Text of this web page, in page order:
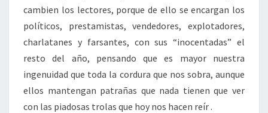
cambien los lectores, porque de ello se encargan los
políticos, prestamistas, vendedores, explotadores,
charlatanes y farsantes, con sus “inocentadas” el
resto del año, pensando que es mayor nuestra
ingenuidad que toda la cordura que nos sobra, aunque
ellos mantengan patrañas que nada tienen que ver
con las piadosas trolas que hoy nos hacen reír .